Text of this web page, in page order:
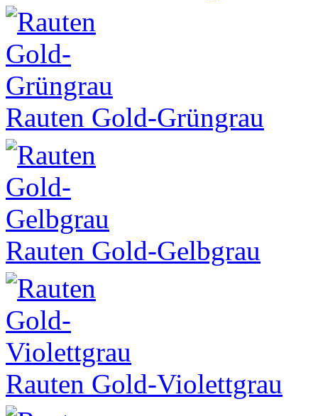
Rauten Gold-Grüngrau
Rauten Gold-Gelbgrau
Rauten Gold-Violettgrau